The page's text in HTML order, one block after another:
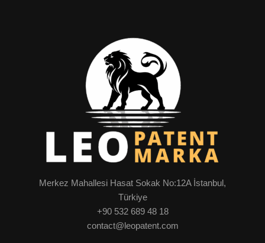
Merkez Mahallesi Hasat Sokak No:12A İstanbul,
Türkiye
+90 532 689 48 18
contact@leopatent.com